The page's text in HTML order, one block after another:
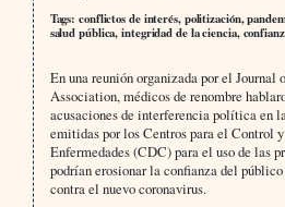
Tags: conflictos de interés, politización,
salud pública, integridad de la ciencia,
En una reunión organizada por el
Association, médicos de renombre
acusaciones de interferencia política en
emitidas por los Centros para el Control
Enfermedades (CDC) para el uso de las
podrían erosionar la confianza del
contra el nuevo coronavirus.